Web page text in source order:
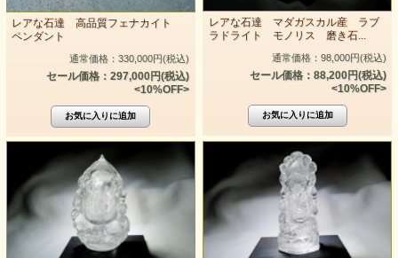
レアな石達 高品質フェナカイト
ペンダント
通常価格：330,000円(税込)
セール価格：297,000円(税込)
<10%OFF>
レアな石達 マダガスカル産 ラブ
ラドライト モノリス 磨き石...
通常価格：98,000円(税込)
セール価格：88,200円(税込)
<10%OFF>